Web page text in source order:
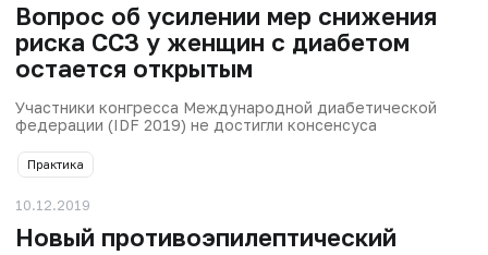
Вопрос об усилении мер снижения
риска ССЗ у женщин с диабетом
остается открытым
Участники конгресса Международной диабетической
федерации (IDF 2019) не достигли консенсуса
Практика
10.12.2019
Новый противоэпилептический